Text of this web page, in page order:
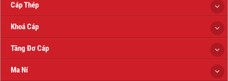
Cáp Thép
Khoá Cáp
Tăng Đơ Cáp
Ma Ní